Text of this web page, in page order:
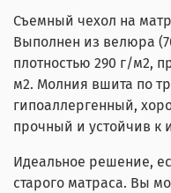
Съемный чехол на
Выполнен из велюра
плотностью 290 г/м2,
м2. Молния вшита по
гипоаллергенный,
прочный и устойчив к
Идеальное решение,
старого матраса. Вы